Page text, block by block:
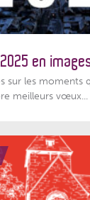
en
sur les moments
meilleurs vœux...